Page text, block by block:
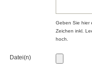
Geben Sie hier
Zeichen inkl.
hoch.
Datei(n)